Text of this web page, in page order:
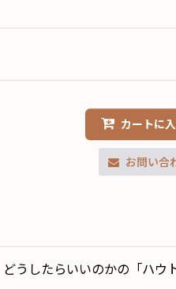
カートに
お問い合
うしたらいいのかの「ハウ